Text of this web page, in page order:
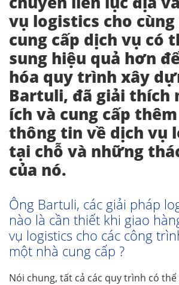
vụ logistics cho
cung cấp dịch vụ có
sung hiệu quả hơn
hóa quy trình xây
Bartuli, đã giải thích
ích và cung cấp
thông tin về dịch vụ
tại chỗ và những
của nó.
Ông Bartuli, các giải pháp
nào là cần thiết khi giao
vụ logistics cho các công
một nhà cung cấp ?
Nói chung, tất cả các quy trình có